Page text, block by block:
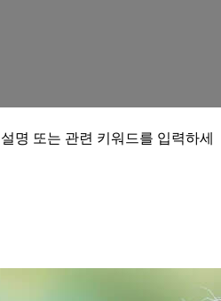
명 또는 관련 키워드를 입력하세